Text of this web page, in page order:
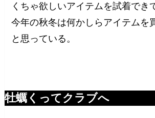
くちゃ欲しいアイテムを試着でき
今年の秋冬は何かしらアイテムを
と思っている。
牡蠣くってクラブへ